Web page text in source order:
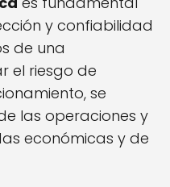
y confiabilidad
de una
el riesgo de
se
las operaciones y
económicas y de